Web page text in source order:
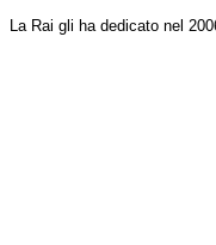
La Rai gli ha dedicato nel